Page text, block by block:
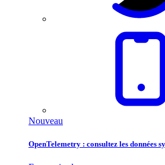
Nouveau
OpenTelemetry : consultez les données